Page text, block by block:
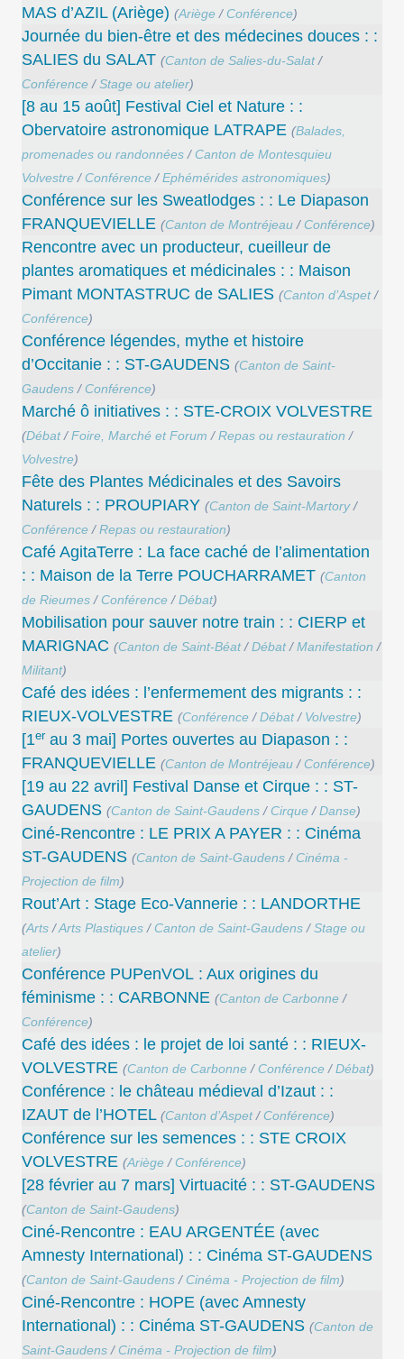
MAS d’AZIL (Ariège) (Ariège/ Conférence)
Journée du bien-être et des médecines douces : :
SALIES du SALAT (Canton de Salies-du-Salat/
Conférence/Stage ou atelier)
[8 au 15 août] Festival Ciel et Nature : :
Obervatoire astronomique LATRAPE (Balades,
promenades ou randonnées/ Canton de Montesquieu
Volvestre/ Conférence/Ephémérides astronomiques)
Conférence sur les Sweatlodges : : Le Diapason
FRANQUEVIELLE (Canton de Montréjeau/ Conférence)
Rencontre avec un producteur, cueilleur de
plantes aromatiques et médicinales : : Maison
Pimant MONTASTRUC de SALIES (Canton d’Aspet/
Conférence)
Conférence légendes,‭ ‬mythe et histoire
d‭’‬Occitanie : : ST-GAUDENS (Canton de Saint-
Gaudens/ Conférence)
Marché ô initiatives : : STE-CROIX VOLVESTRE
(Débat/Foire, Marché et Forum /Repas ou restauration /
Volvestre)
Fête des Plantes Médicinales et des Savoirs
Naturels : : PROUPIARY (Canton de Saint-Martory/
Conférence/Repas ou restauration)
Café AgitaTerre : La face caché de l’alimentation
: : Maison de la Terre POUCHARRAMET (Canton
de Rieumes/ Conférence/Débat)
Mobilisation pour sauver notre train : : CIERP et
MARIGNAC (Canton de Saint-Béat/Débat/Manifestation /
Militant)
Café des idées : l’enfermement des migrants : :
RIEUX-VOLVESTRE (Conférence/Débat/ Volvestre)
[1erau 3 mai] Portes ouvertes au Diapason : :
FRANQUEVIELLE (Canton de Montréjeau/ Conférence)
[19 au 22 avril] Festival Danse et Cirque : : ST-
GAUDENS (Canton de Saint-Gaudens/ Cirque/Danse)
Ciné-Rencontre : LE PRIX A PAYER : : Cinéma
ST-GAUDENS (Canton de Saint-Gaudens/ Cinéma -
Projection de film)
Rout’Art : Stage Eco-Vannerie : : LANDORTHE
(Arts/Arts Plastiques/ Canton de Saint-Gaudens/Stage ou
atelier)
Conférence PUPenVOL : Aux origines du
féminisme : : CARBONNE (Canton de Carbonne/
Conférence)
Café des idées : le projet de loi santé : : RIEUX-
VOLVESTRE (Canton de Carbonne/ Conférence/Débat)
Conférence : le château médieval d’Izaut : :
IZAUT de l’HOTEL (Canton d’Aspet/ Conférence)
Conférence sur les semences : : STE CROIX
VOLVESTRE (Ariège/ Conférence)
[28 février au 7 mars] Virtuacité : : ST-GAUDENS
(Canton de Saint-Gaudens)
Ciné-Rencontre : EAU ARGENTÉE (avec
Amnesty International) : : Cinéma ST-GAUDENS
(Canton de Saint-Gaudens/ Cinéma - Projection de film)
Ciné-Rencontre : HOPE (avec Amnesty
International) : : Cinéma ST-GAUDENS (Canton de
Saint-Gaudens/ Cinéma - Projection de film)